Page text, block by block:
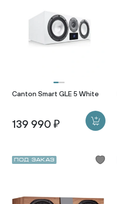
Canton Smart GLE 5 White
139 990 ₽
Под заказ